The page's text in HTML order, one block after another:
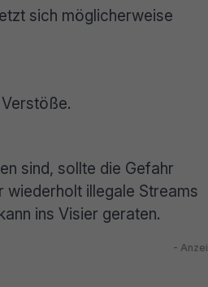
sich möglicherweise
sind, sollte die Gefahr
wiederholt illegale Streams
ins Visier geraten.